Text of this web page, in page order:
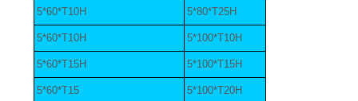
5*60*T10H 5*80*T25H
5*60*T10H 5*100*T10H
5*60*T15H 5*100*T15H
5*60*T15 5*100*T20H